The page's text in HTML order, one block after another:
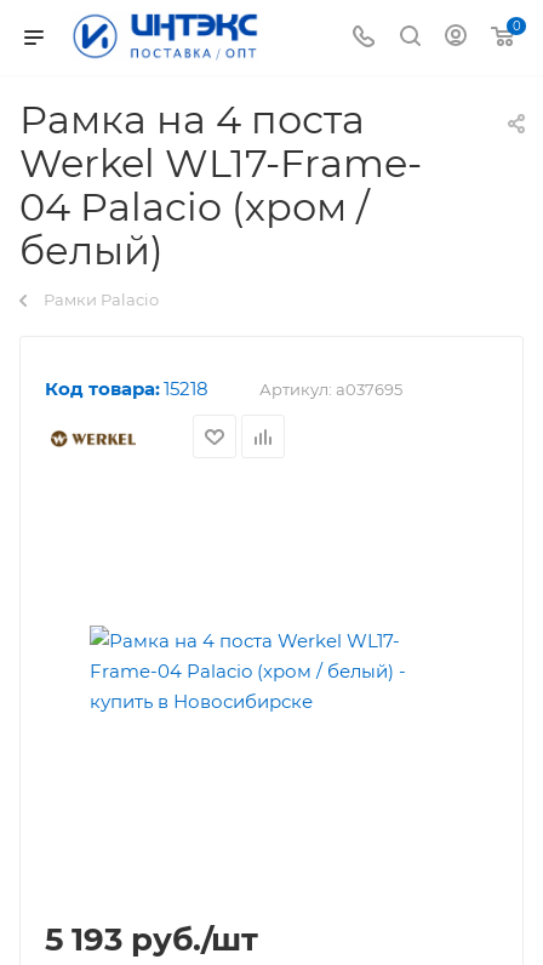
0
Рамка на 4 поста
Werkel WL17-Frame-
04 Palacio (хром /
белый)
Рамки Palacio
Код товара:15218 Артикул: a037695
5 193 руб./шт